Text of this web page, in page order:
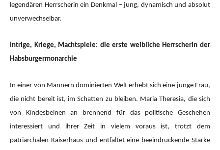
legendären Herrscherin ein Denkmal – jung, dynamisch und absolut
unverwechselbar.
Intrige, Kriege, Machtspiele: die erste weibliche Herrscherin der
Habsburgermonarchie
In einer von Männern dominierten Welt erhebt sich eine junge Frau,
die nicht bereit ist, im Schatten zu bleiben. Maria Theresia, die sich
von Kindesbeinen an brennend für das politische Geschehen
interessiert und ihrer Zeit in vielem voraus ist, trotzt dem
patriarchalen Kaiserhaus und entfaltet eine beeindruckende Stärke